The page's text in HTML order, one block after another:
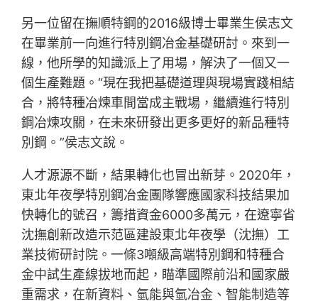
另一位留在撫順特鋼的2016級博士畢業生侯志文
在畢業前一向進行特別鋼冶金基礎研討。來到一
線，他所學的知識派上了用場，解決了一個又一
個生產難題。“現在我把基礎道理與現場實踐相結
合，將特種冶煉車間當成主戰場，繼續進行特別
鋼冶煉攻關，在未來研發出更多更好的新品種特
別鋼。”侯志文說。
人才源源不斷，結果轉化也冒出新芽。2020年，
東北年夜學特別鋼冶金團隊響應國家科技結果加
快轉化的號召，籌措資金6000多萬元，在遼寧省
沈撫創新改造示范區建設東北年夜學（沈撫）工
業技術研討院。一條3噸級高端特別鋼和特種合
金中試生產線拔地而起，瞄準國際前沿和國家嚴
重需求，在新資料、氫能與氫冶金、智能制造等